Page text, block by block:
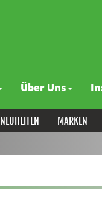
Über Uns
NEUHEITEN
MARKEN